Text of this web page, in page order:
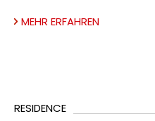
MEHR ERFAHREN
RESIDENCE